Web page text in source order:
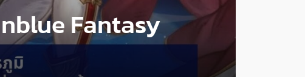
Fantasy